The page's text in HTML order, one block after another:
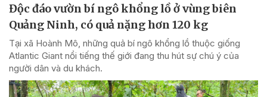
Độc đáo vườn bí ngô khổng lồ ở vùng biên
Quảng Ninh, có quả nặng hơn 120 kg
Tại xã Hoành Mô, những quả bí ngô khổng lồ thuộc giống
Atlantic Giant nổi tiếng thế giới đang thu hút sự chú ý của
người dân và du khách.